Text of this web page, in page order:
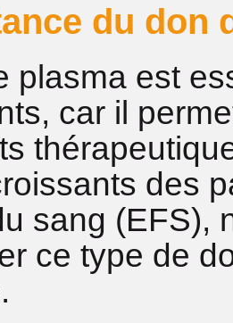
du don
plasma est
car il
des
sang (EFS),
ce type de